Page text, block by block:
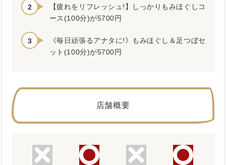
【疲れをリフレッシュ!】しっかりもみほぐしコ
ース(100分)が5700円
《毎日頑張るアナタに!》もみほぐし＆足つぼセ
ット(100分)が5700円
店舗概要